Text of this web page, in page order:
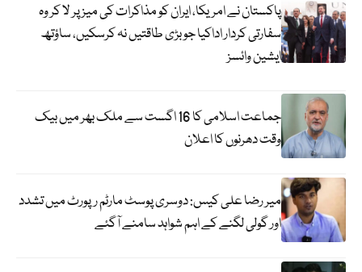
پاکستان نے امریکا، ایران کو مذاکرات کی میز پر لا کر وہ
سفارتی کردار اداکیا جو بڑی طاقتیں نہ کرسکیں، ساؤتھ
ایشین وائسز
جماعت اسلامی کا 16 اگست سے ملک بھر میں بیک
وقت دھرنوں کا اعلان
میر رضا علی کیس: دوسری پوسٹ مارٹم رپورٹ میں تشدد
اور گولی لگنے کے اہم شواہد سامنے آگئے